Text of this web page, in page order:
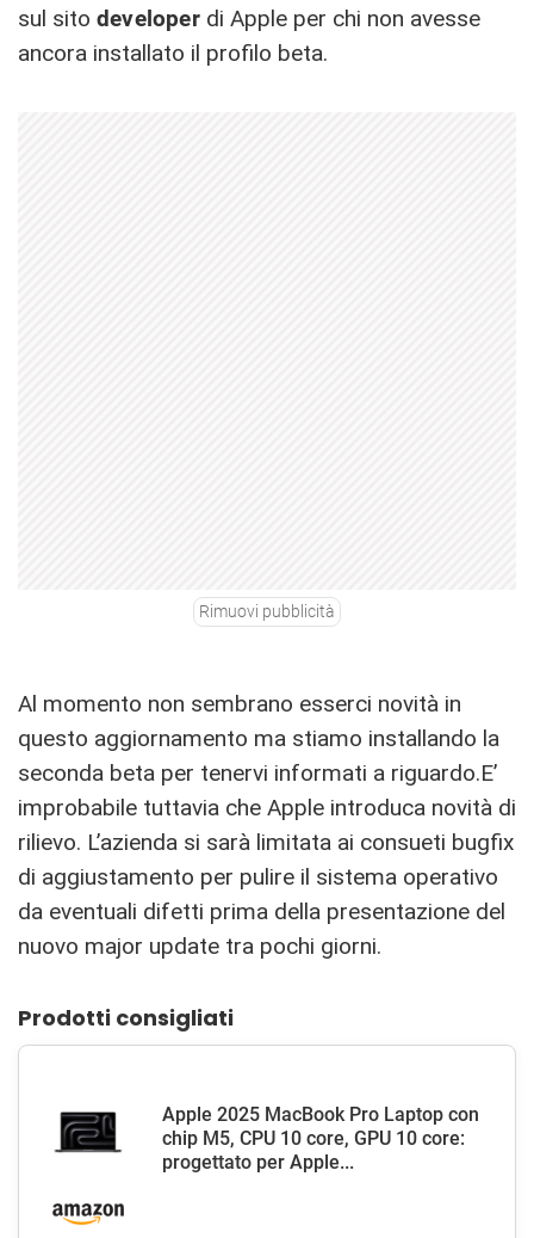
sul sito developerdi Apple per chi non avesse
ancora installato il profilo beta.
Rimuovi pubblicità
Al momento non sembrano esserci novità in
questo aggiornamento ma stiamo installando la
seconda beta per tenervi informati a riguardo.E’
improbabile tuttavia che Apple introduca novità di
rilievo. L’azienda si sarà limitata ai consueti bugfix
di aggiustamento per pulire il sistema operativo
da eventuali difetti prima della presentazione del
nuovo major update tra pochi giorni.
Prodotti consigliati
Apple 2025 MacBook Pro Laptop con
chip M5, CPU 10 core, GPU 10 core:
progettato per Apple...